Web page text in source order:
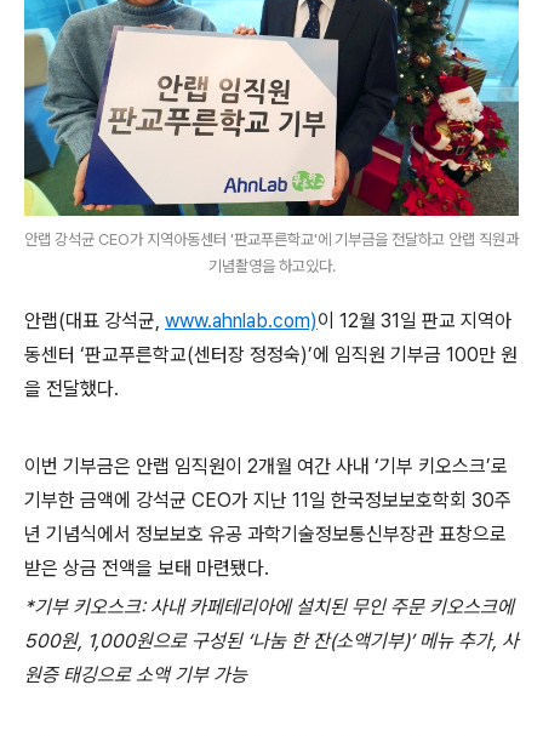
안랩 강석균 CEO가 지역아동센터 '판교푸른학교'에 기부금을 전달하고 안랩 직원과
기념촬영을 하고있다.
안랩(대표 강석균, www.ahnlab.com)이 12월 31일 판교 지역아
동센터 ‘판교푸른학교(센터장 정정숙)’에 임직원 기부금 100만 원
을 전달했다.
이번 기부금은 안랩 임직원이 2개월 여간 사내 ‘기부 키오스크’로
기부한 금액에 강석균 CEO가 지난 11일 한국정보보호학회 30주
년 기념식에서 정보보호 유공 과학기술정보통신부장관 표창으로
받은 상금 전액을 보태 마련됐다.
*기부 키오스크: 사내 카페테리아에 설치된 무인 주문 키오스크에
500원, 1,000원으로 구성된 ‘나눔 한 잔(소액기부)’ 메뉴 추가, 사
원증 태깅으로 소액 기부 가능